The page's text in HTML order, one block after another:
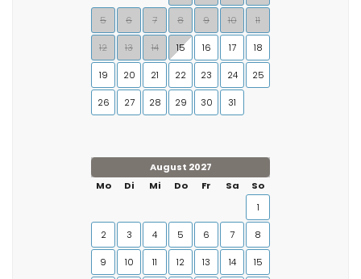
5 6 7 8 9 10 11
12 13 14 15 16 17 18
19 20 21 22 23 24 25
26 27 28 29 30 31
August 2027
Mo
Di Mi Do Fr Sa
So
1
2 3 4 5 6 7 8
9 10 11 12 13 14 15